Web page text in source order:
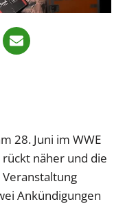
28. Juni im WWE
näher und die
Ankündigungen